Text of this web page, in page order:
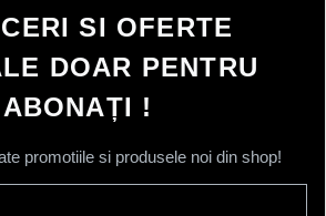
SI OFERTE
DOAR PENTRU
ABONAȚI !
promotiile si produsele noi din shop!